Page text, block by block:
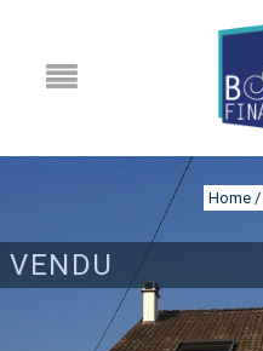
VENDU
Home /
ANNONCE